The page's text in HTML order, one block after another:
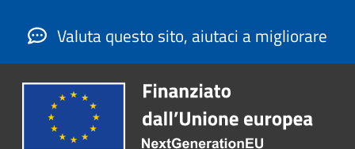
Valuta questo sito, aiutaci a migliorare